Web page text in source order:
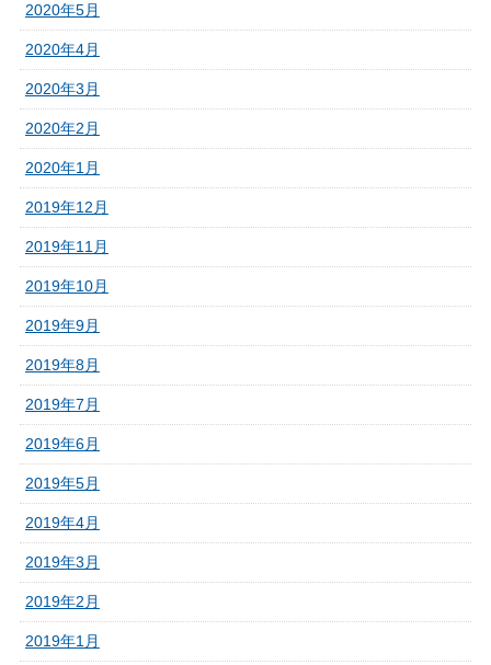
2020年5月
2020年4月
2020年3月
2020年2月
2020年1月
2019年12月
2019年11月
2019年10月
2019年9月
2019年8月
2019年7月
2019年6月
2019年5月
2019年4月
2019年3月
2019年2月
2019年1月